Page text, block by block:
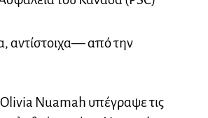
αντίστοιχα— από την
Nuamah υπέγραψε τις